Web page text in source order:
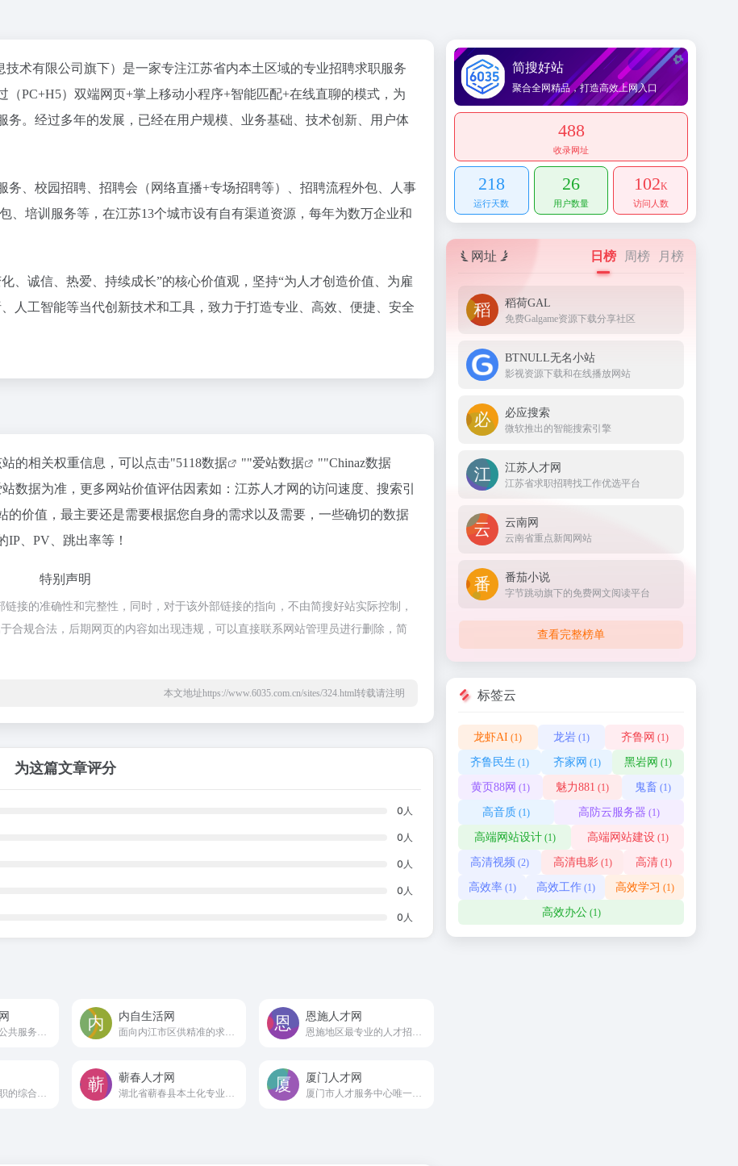
技术有限公司旗下）是一家专注江苏省内本土区域的专业招聘求职服务
PC+H5）双端网页+掌上移动小程序+智能匹配+在线直聊的模式，为
。经过多年的发展，已经在用户规模、业务基础、技术创新、用户体
、校园招聘、招聘会（网络直播+专场招聘等）、招聘流程外包、人事
、培训服务等，在江苏13个城市设有自有渠道资源，每年为数万企业和
、诚信、热爱、持续成长”的核心价值观，坚持“为人才创造价值、为雇
人工智能等当代创新技术和工具，致力于打造专业、高效、便捷、安全
的相关权重信息，可以点击"5118数据 ""爱站数据 ""Chinaz数据
数据为准，更多网站价值评估因素如：江苏人才网的访问速度、搜索引
价值，最主要还是需要根据您自身的需求以及需要，一些确切的数据
、PV、跳出率等！
特别声明
接的准确性和完整性，同时，对于该外部链接的指向，不由简搜好站实际控制，
合规合法，后期网页的内容如出现违规，可以直接联系网站管理员进行删除，简
本文地址https://www.6035.com.cn/sites/324.html转载请注明
为这篇文章评分
0 人
0 人
0 人
0 人
0 人
内自生活网 恩施人才网
蕲春人才网 厦门人才网
简搜好站
聚合全网精品，打造高效上网入口
488
收录网址
218
运行天数
26
用户数量
102K
访问人数
网址 日榜 周榜 月榜
稻荷GAL
免费Galgame资源下载分享社区
BTNULL无名小站
影视资源下载和在线播放网站
必应搜索
微软推出的智能搜索引擎
江苏人才网
江苏省求职招聘找工作优选平台
云南网
云南省重点新闻网站
番茄小说
字节跳动旗下的免费网文阅读平台
查看完整榜单
标签云
龙虾AI (1) 龙岩 (1) 齐鲁网 (1)
齐鲁民生 (1) 齐家网 (1) 黑岩网 (1)
黄页88网 (1) 魅力881 (1) 鬼畜 (1)
高音质 (1) 高防云服务器 (1)
高端网站设计(1) 高端网站建设(1)
高清视频 (2) 高清电影(1) 高清 (1)
高效率(1) 高效工作(1) 高效学习 (1)
高效办公(1)